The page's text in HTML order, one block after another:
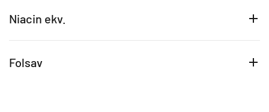
Niacin ekv.
Folsav